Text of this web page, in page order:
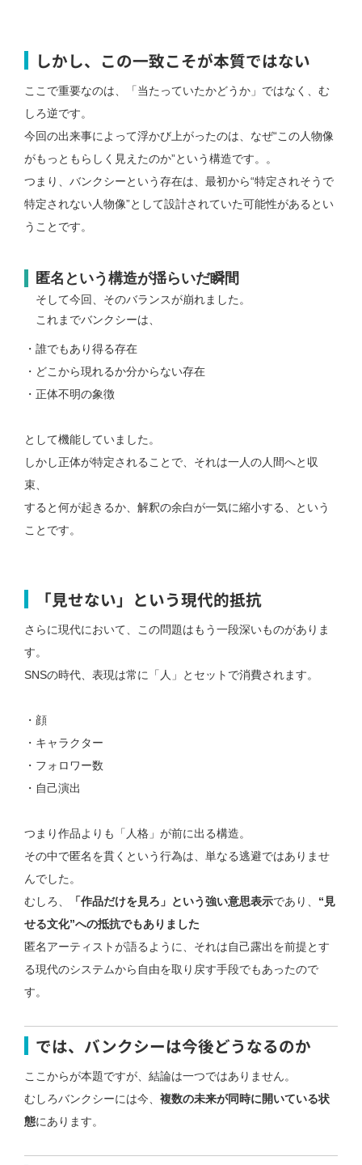
しかし、この一致こそが本質ではない
ここで重要なのは、「当たっていたかどうか」ではなく、 む
しろ逆です。
今回の出来事によって浮かび上がったのは、 なぜ“この人物像
がもっともらしく見えたのか”という構造です。。
つまり、 バンクシーという存在は、 最初から“特定されそうで
特定されない人物像”として設計されていた可能性があるとい
うことです。
匿名という構造が揺らいだ瞬間
そして今回、そのバランスが崩れました。
これまでバンクシーは、
・誰でもあり得る存在
・どこから現れるか分からない存在
・正体不明の象徴
として機能していました。
しかし正体が特定されることで、 それは一人の人間へと収
束、
すると何が起きるか、 解釈の余白が一気に縮小する、という
ことです。
「見せない」という現代的抵抗
さらに現代において、この問題はもう一段深いものがありま
す。
SNSの時代、表現は常に「人」とセットで消費されます。
・顔
・キャラクター
・フォロワー数
・自己演出
つまり作品よりも「人格」が前に出る構造。
その中で匿名を貫くという行為は、 単なる逃避ではありませ
んでした。
むしろ、
「作品だけを見ろ」という強い意思表示であり、 “見
せる文化”への抵抗でもありました
匿名アーティストが語るように、それは自己露出を前提とす
る現代のシステムから自由を取り戻す手段でもあったので
す。
では、バンクシーは今後どうなるのか
ここからが本題ですが、 結論は一つではありません。
むしろバンクシーには今、 複数の未来が同時に開いている状
態にあります。